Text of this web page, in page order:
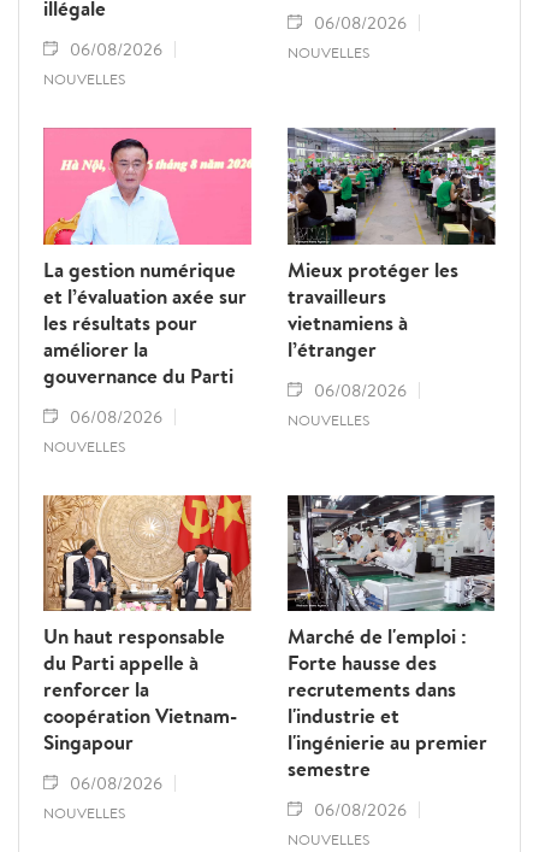
illégale
06/08/2026
NOUVELLES
06/08/2026
NOUVELLES
La gestion numérique
et l’évaluation axée sur
les résultats pour
améliorer la
gouvernance du Parti
06/08/2026
NOUVELLES
Mieux protéger les
travailleurs
vietnamiens à
l’étranger
06/08/2026
NOUVELLES
Un haut responsable
du Parti appelle à
renforcer la
coopération Vietnam-
Singapour
06/08/2026
NOUVELLES
Marché de l'emploi :
Forte hausse des
recrutements dans
l'industrie et
l'ingénierie au premier
semestre
06/08/2026
NOUVELLES